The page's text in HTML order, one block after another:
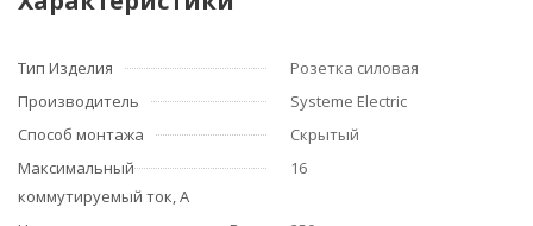
Тип Изделия
Розетка силовая
Производитель
Systeme Electric
Способ монтажа
Скрытый
Максимальный
коммутируемый ток, А
16